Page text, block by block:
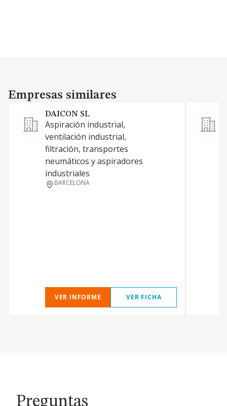
Empresas similares
Empresas similares
DAICON SL
Aspiración industrial,
ventilación industrial,
filtración, transportes
neumáticos y aspiradores
industriales
BARCELONA
VER INFORME VER FICHA
Preguntas